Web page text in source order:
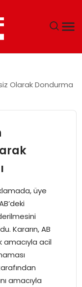
Olarak Dondurma
üye
Kararın, AB
amacıyla acil
amacıyla